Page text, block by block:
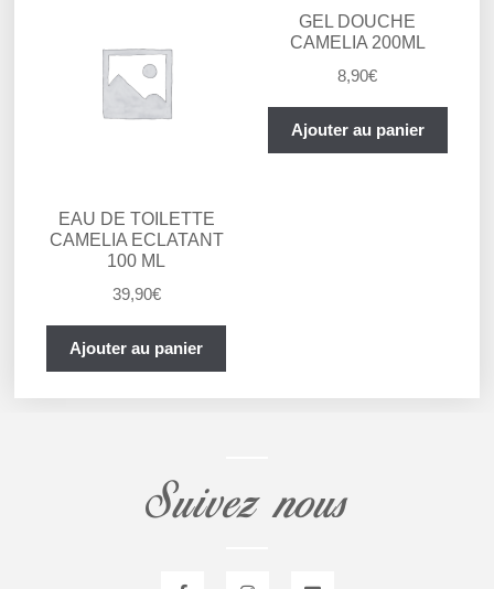
EAU DE TOILETTE
CAMELIA ECLATANT
100 ML
39,90€
Ajouter au panier
GEL DOUCHE
CAMELIA 200ML
8,90€
Ajouter au panier
Suivez nous